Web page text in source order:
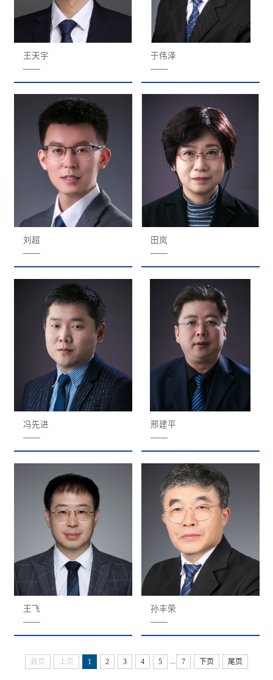
王天宇
——
于伟泽
——
刘超
——
田岚
——
冯先进
——
邢建平
——
王飞
——
孙丰荣
——
首页 上页 1 2 3 4 5 7 下页 尾页